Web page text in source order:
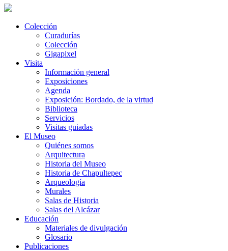
Colección
Curadurías
Colección
Gigapixel
Visita
Información general
Exposiciones
Agenda
Exposición: Bordado, de la virtud
Biblioteca
Servicios
Visitas guiadas
El Museo
Quiénes somos
Arquitectura
Historia del Museo
Historia de Chapultepec
Arqueología
Murales
Salas de Historia
Salas del Alcázar
Educación
Materiales de divulgación
Glosario
Publicaciones